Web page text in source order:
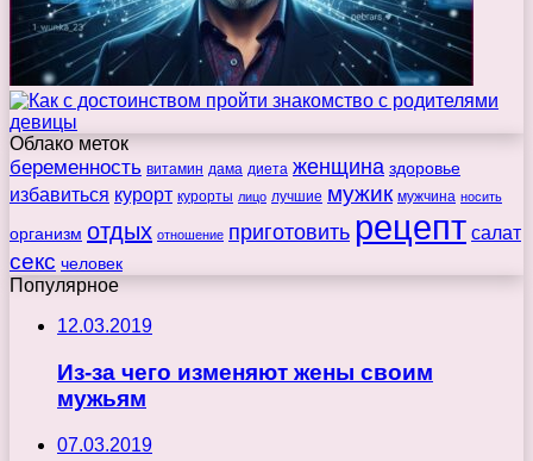
Облако меток
беременность витамин дама диета женщина здоровье
избавиться курорт курорты лицо лучшие мужик мужчина носить
организм отдых отношение приготовить рецепт салат
секс человек
Популярное
12.03.2019
Из-за чего изменяют жены своим
мужьям
07.03.2019